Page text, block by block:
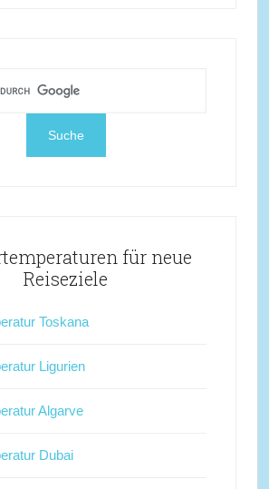
für neue
Reiseziele
Toskana
Ligurien
Algarve
Dubai